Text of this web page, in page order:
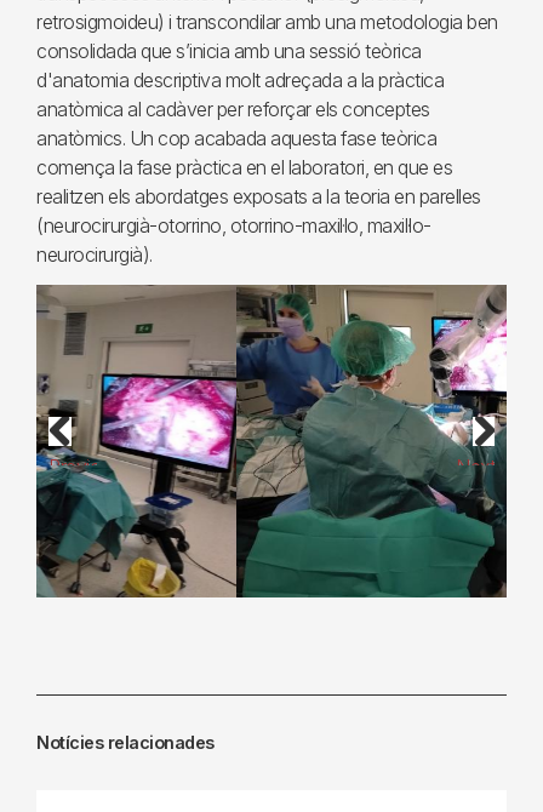
retrosigmoideu) i transcondilar amb una metodologia ben
consolidada que s’inicia amb una sessió teòrica
d'anatomia descriptiva molt adreçada a la pràctica
anatòmica al cadàver per reforçar els conceptes
anatòmics. Un cop acabada aquesta fase teòrica
comença la fase pràctica en el laboratori, en que es
realitzen els abordatges exposats a la teoria en parelles
(neurocirurgià-otorrino, otorrino-maxil·lo, maxil·lo-
neurocirurgià).
Previous Next
Notícies relacionades